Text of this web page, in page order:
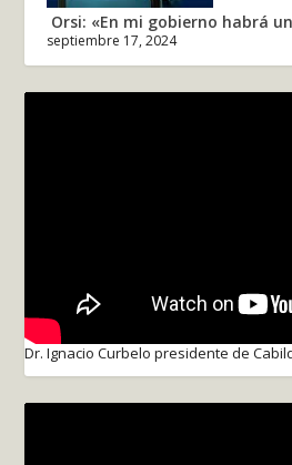
Orsi: «En mi gobierno habrá
septiembre 17, 2024
Dr. Ignacio Curbelo presidente de